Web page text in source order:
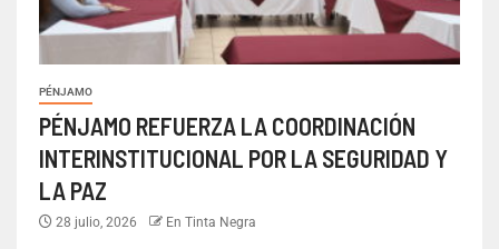
PÉNJAMO
PÉNJAMO REFUERZA LA COORDINACIÓN
INTERINSTITUCIONAL POR LA SEGURIDAD Y
LA PAZ
28 julio, 2026 En Tinta Negra